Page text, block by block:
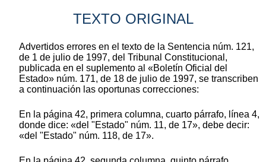
TEXTO ORIGINAL
Advertidos errores en el texto de la Sentencia núm. 121,
de 1 de julio de 1997, del Tribunal Constitucional,
publicada en el suplemento al «Boletín Oficial del
Estado» núm. 171, de 18 de julio de 1997, se transcriben
a continuación las oportunas correcciones:
En la página 42, primera columna, cuarto párrafo, línea 4,
donde dice: «del "Estado" núm. 11, de 17», debe decir:
«del "Estado" núm. 118, de 17».